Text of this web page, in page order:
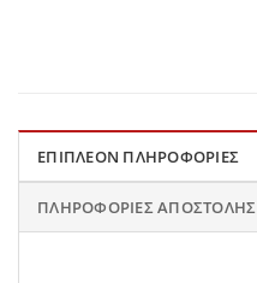
ΕΠΙΠΛΈΟΝ ΠΛΗΡΟΦΟΡΊΕΣ
ΠΛΗΡΟΦΟΡΊΕΣ ΑΠΟΣΤΟΛΉΣ